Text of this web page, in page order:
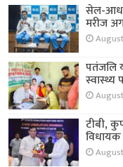
सेल-
मरीज
पतंजलि
स्वास्थ्य
टीबी,